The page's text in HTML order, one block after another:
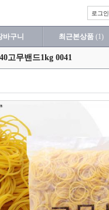
로그인
바구니 최근본상품 (1)
고무밴드1kg 0041